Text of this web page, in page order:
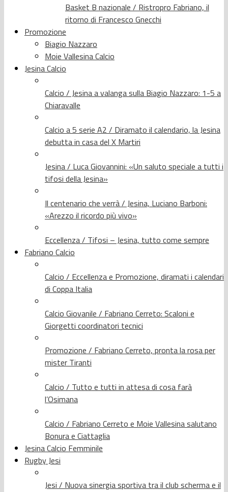
Basket B nazionale / Ristropro Fabriano, il
ritorno di Francesco Gnecchi
Promozione
Biagio Nazzaro
Moie Vallesina Calcio
Jesina Calcio
Calcio / Jesina a valanga sulla Biagio Nazzaro: 1-5 a
Chiaravalle
Calcio a 5 serie A2 / Diramato il calendario, la Jesina
debutta in casa del X Martiri
Jesina / Luca Giovannini: «Un saluto speciale a tutti i
tifosi della Jesina»
Il centenario che verrà / Jesina, Luciano Barboni:
«Arezzo il ricordo più vivo»
Eccellenza / Tifosi – Jesina, tutto come sempre
Fabriano Calcio
Calcio / Eccellenza e Promozione, diramati i calendari
di Coppa Italia
Calcio Giovanile / Fabriano Cerreto: Scaloni e
Giorgetti coordinatori tecnici
Promozione / Fabriano Cerreto, pronta la rosa per
mister Tiranti
Calcio / Tutto e tutti in attesa di cosa farà
l’Osimana
Calcio / Fabriano Cerreto e Moie Vallesina salutano
Bonura e Ciattaglia
Jesina Calcio Femminile
Rugby Jesi
Jesi / Nuova sinergia sportiva tra il club scherma e il